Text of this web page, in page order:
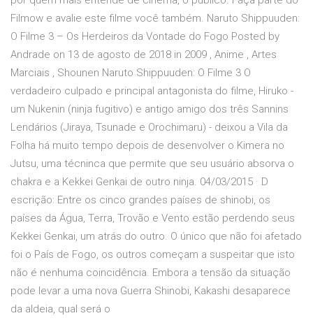
Filmow e avalie este filme você também. Naruto Shippuuden:
O Filme 3 – Os Herdeiros da Vontade do Fogo Posted by
Andrade on 13 de agosto de 2018 in 2009 , Anime , Artes
Marciais , Shounen Naruto Shippuuden: O Filme 3 O
verdadeiro culpado e principal antagonista do filme, Hiruko -
um Nukenin (ninja fugitivo) e antigo amigo dos três Sannins
Lendários (Jiraya, Tsunade e Orochimaru) - deixou a Vila da
Folha há muito tempo depois de desenvolver o Kimera no
Jutsu, uma técninca que permite que seu usuário absorva o
chakra e a Kekkei Genkai de outro ninja. 04/03/2015 · D
escrição: Entre os cinco grandes países de shinobi, os
países da Água, Terra, Trovão e Vento estão perdendo seus
Kekkei Genkai, um atrás do outro. O único que não foi afetado
foi o País de Fogo, os outros começam a suspeitar que isto
não é nenhuma coincidência. Embora a tensão da situação
pode levar a uma nova Guerra Shinobi, Kakashi desaparece
da aldeia, qual será o